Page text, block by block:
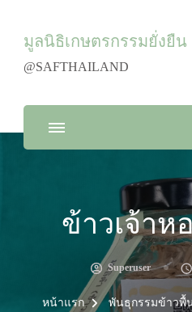
มูลนิธิเกษตรกรรมยั่งยืน
@SAFTHAILAND
ข้าวเจ้าห
Superuser
หน้าแรก พันธุกรรมข้าวพื้